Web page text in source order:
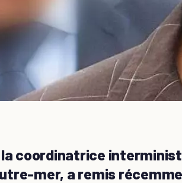
coordinatrice
mer, a remis